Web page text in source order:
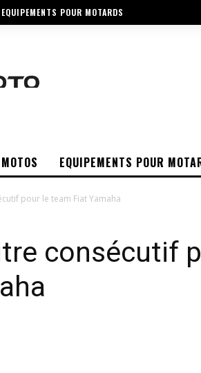
EQUIPEMENTS POUR MOTARDS
EQUIPEMENTS POUR
pour le team Fiat Yamaha
consécutif